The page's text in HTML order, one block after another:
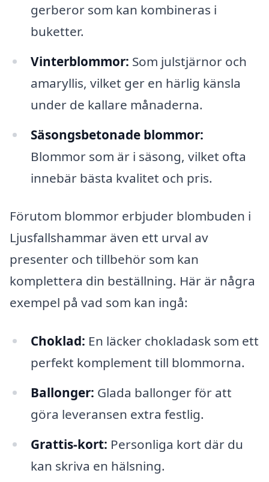
gerberor som kan kombineras i
buketter.
Vinterblommor: Som julstjärnor och
amaryllis, vilket ger en härlig känsla
under de kallare månaderna.
Säsongsbetonade blommor:
Blommor som är i säsong, vilket ofta
innebär bästa kvalitet och pris.
Förutom blommor erbjuder blombuden i
Ljusfallshammar även ett urval av
presenter och tillbehör som kan
komplettera din beställning. Här är några
exempel på vad som kan ingå:
Choklad: En läcker chokladask som ett
perfekt komplement till blommorna.
Ballonger: Glada ballonger för att
göra leveransen extra festlig.
Grattis-kort: Personliga kort där du
kan skriva en hälsning.